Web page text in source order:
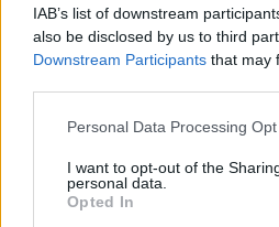
IAB’s list of downstream
also be disclosed by us to third
Downstream Participants that may
Please note that this website/app
not limited to your visit or usage
grant or deny consent to Google
use your data for below specified
Personal Data Processing
I want to opt-out of the
personal data.
Opted In